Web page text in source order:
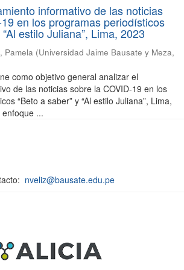
informativo de las noticias
en los programas periodísticos
estilo Juliana”, Lima, 2023
Pamela (Universidad Jaime Bausate y Meza,
como objetivo general analizar el
de las noticias sobre la COVID-19 en los
“Beto a saber” y “Al estilo Juliana”, Lima,
...
nveliz@bausate.edu.pe